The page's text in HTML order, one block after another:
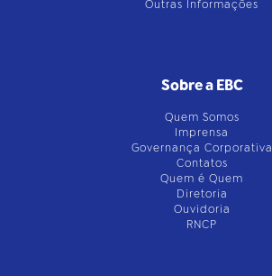
Outras Informações
Sobre a EBC
Quem Somos
Imprensa
Governança Corporativa
Contatos
Quem é Quem
Diretoria
Ouvidoria
RNCP